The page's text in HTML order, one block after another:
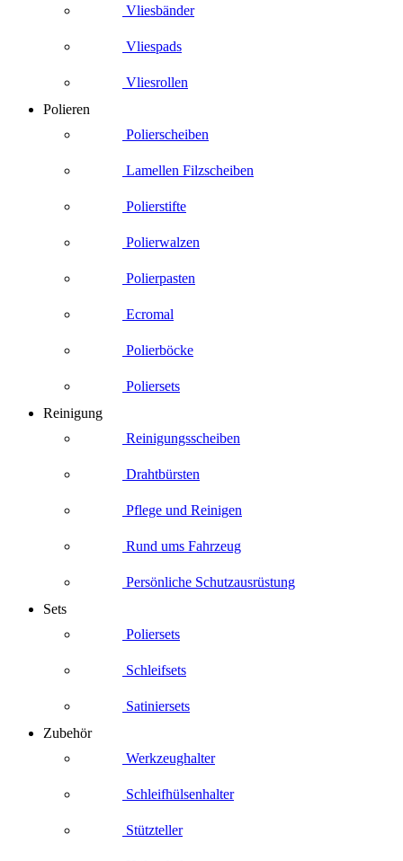
Vliesbänder
Vliespads
Vliesrollen
Polieren
Polierscheiben
Lamellen Filzscheiben
Polierstifte
Polierwalzen
Polierpasten
Ecromal
Polierböcke
Poliersets
Reinigung
Reinigungsscheiben
Drahtbürsten
Pflege und Reinigen
Rund ums Fahrzeug
Persönliche Schutzausrüstung
Sets
Poliersets
Schleifsets
Satiniersets
Zubehör
Werkzeughalter
Schleifhülsenhalter
Stützteller